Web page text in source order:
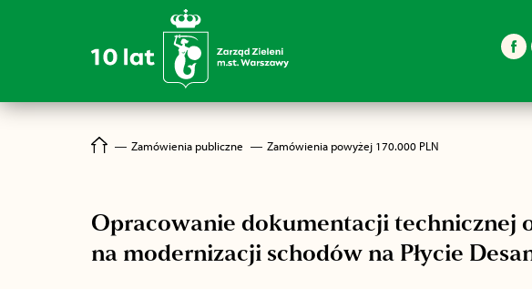
― Zamówienia publiczne ― Zamówienia powyżej 170.000 PLN
Opracowanie dokumentacji technicznej
na modernizacji schodów na Płycie